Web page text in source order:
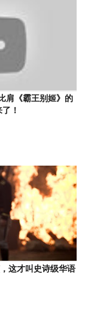
肩《霸王别姬》的
！
这才叫史诗级华语